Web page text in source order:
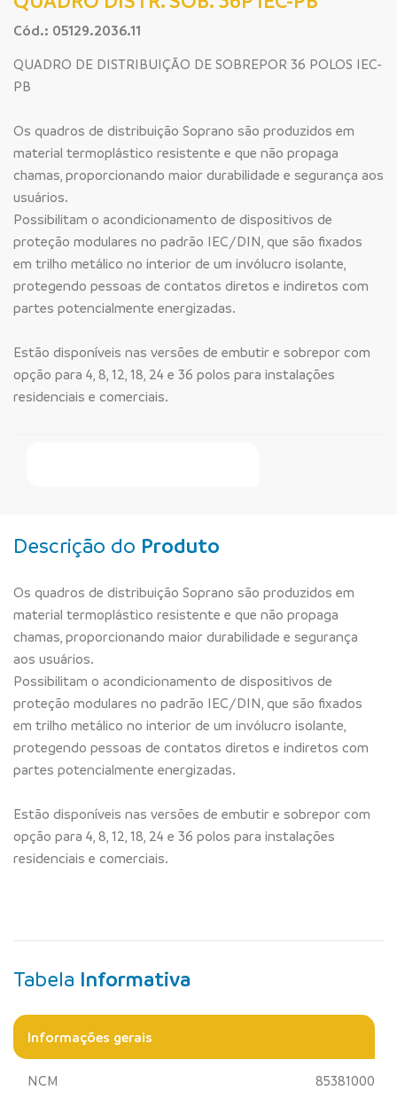
Cód.: 05129.2036.11
QUADRO DE DISTRIBUIÇÃO DE SOBREPOR 36 POLOS IEC-
PB
Os quadros de distribuição Soprano são produzidos em
material termoplástico resistente e que não propaga
chamas, proporcionando maior durabilidade e segurança aos
usuários.
Possibilitam o acondicionamento de dispositivos de
proteção modulares no padrão IEC/DIN, que são fixados
em trilho metálico no interior de um invólucro isolante,
protegendo pessoas de contatos diretos e indiretos com
partes potencialmente energizadas.
Estão disponíveis nas versões de embutir e sobrepor com
opção para 4, 8, 12, 18, 24 e 36 polos para instalações
residenciais e comerciais.
Descrição do Produto
Os quadros de distribuição Soprano são produzidos em
material termoplástico resistente e que não propaga
chamas, proporcionando maior durabilidade e segurança
aos usuários.
Possibilitam o acondicionamento de dispositivos de
proteção modulares no padrão IEC/DIN, que são fixados
em trilho metálico no interior de um invólucro isolante,
protegendo pessoas de contatos diretos e indiretos com
partes potencialmente energizadas.
Estão disponíveis nas versões de embutir e sobrepor com
opção para 4, 8, 12, 18, 24 e 36 polos para instalações
residenciais e comerciais.
Tabela Informativa
Informações gerais
NCM 85381000